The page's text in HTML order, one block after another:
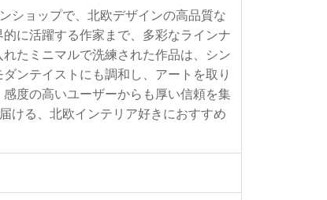
ショップで、北欧デザインの高品質な
に活躍する作家まで、多彩なラインナ
たミニマルで洗練された作品は、シン
ンテイストにも調和し、アートを取り
度の高いユーザーからも厚い信頼を集
ける、北欧インテリア好きにおすすめ